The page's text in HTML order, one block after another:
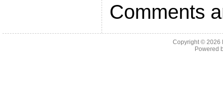
Comments
Copyright © 2026
Powered